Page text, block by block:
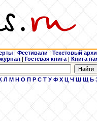
| Фестивали | Текстовый
| Гостевая книга | Книга
Л М Н О П Р С Т У Ф Х Ц Ч Ш Щ Ь